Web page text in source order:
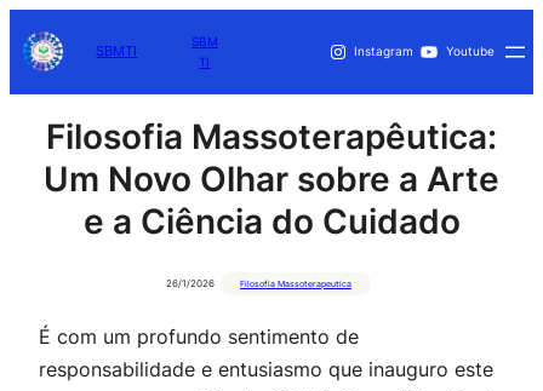
SBMTI
SBM
TI
Instagram Youtube
Filosofia Massoterapêutica:
Um Novo Olhar sobre a Arte
e a Ciência do Cuidado
26/1/2026 Filosofia Massoterapeutica
É com um profundo sentimento de
responsabilidade e entusiasmo que inauguro este